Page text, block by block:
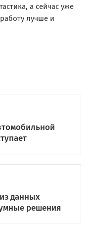
а сейчас уже
лучше и
данных
решения